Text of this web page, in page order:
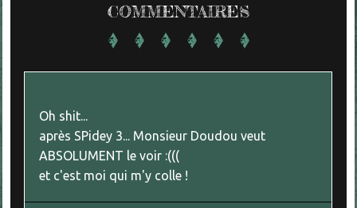
COMMENTAIRES
Oh shit...
après SPidey 3... Monsieur Doudou veut
ABSOLUMENT le voir :(((
et c'est moi qui m'y colle !